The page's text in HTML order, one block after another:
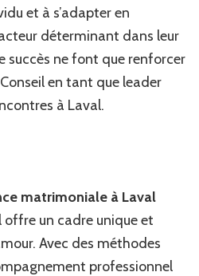
et à s’adapter en
déterminant dans leur
succès ne font que renforcer
en tant que leader
à Laval.
matrimoniale à Laval
offre un cadre unique et
Avec des méthodes
professionnel